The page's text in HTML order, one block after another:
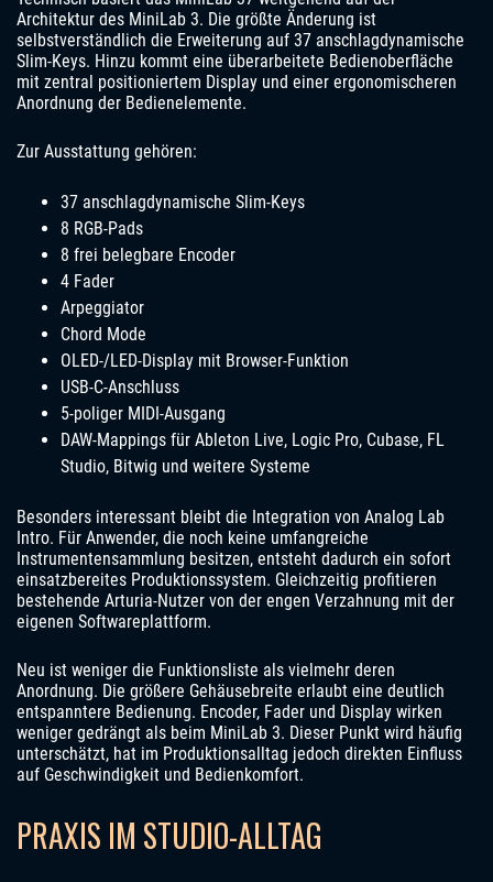
Architektur des MiniLab 3. Die größte Änderung ist
selbstverständlich die Erweiterung auf 37 anschlagdynamische
Slim-Keys. Hinzu kommt eine überarbeitete Bedienoberfläche
mit zentral positioniertem Display und einer ergonomischeren
Anordnung der Bedienelemente.
Zur Ausstattung gehören:
37 anschlagdynamische Slim-Keys
8 RGB-Pads
8 frei belegbare Encoder
4 Fader
Arpeggiator
Chord Mode
OLED-/LED-Display mit Browser-Funktion
USB-C-Anschluss
5-poliger MIDI-Ausgang
DAW-Mappings für Ableton Live, Logic Pro, Cubase, FL
Studio, Bitwig und weitere Systeme
Besonders interessant bleibt die Integration von Analog Lab
Intro. Für Anwender, die noch keine umfangreiche
Instrumentensammlung besitzen, entsteht dadurch ein sofort
einsatzbereites Produktionssystem. Gleichzeitig profitieren
bestehende Arturia-Nutzer von der engen Verzahnung mit der
eigenen Softwareplattform.
Neu ist weniger die Funktionsliste als vielmehr deren
Anordnung. Die größere Gehäusebreite erlaubt eine deutlich
entspanntere Bedienung. Encoder, Fader und Display wirken
weniger gedrängt als beim MiniLab 3. Dieser Punkt wird häufig
unterschätzt, hat im Produktionsalltag jedoch direkten Einfluss
auf Geschwindigkeit und Bedienkomfort.
PRAXIS IM STUDIO-ALLTAG